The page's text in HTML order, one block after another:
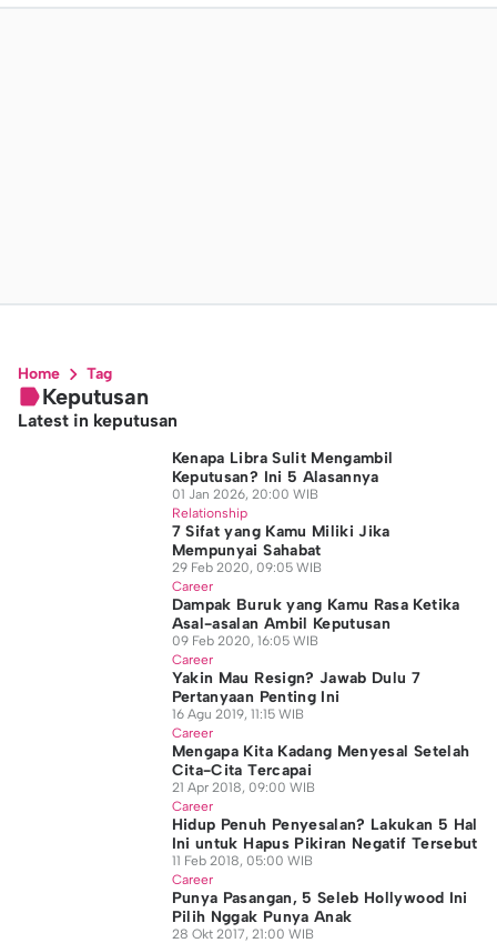
Home Tag
Keputusan
Latest in keputusan
Kenapa Libra Sulit Mengambil
Keputusan? Ini 5 Alasannya
01 Jan 2026, 20:00 WIB
Relationship
7 Sifat yang Kamu Miliki Jika
Mempunyai Sahabat
29 Feb 2020, 09:05 WIB
Career
Dampak Buruk yang Kamu Rasa Ketika
Asal-asalan Ambil Keputusan
09 Feb 2020, 16:05 WIB
Career
Yakin Mau Resign? Jawab Dulu 7
Pertanyaan Penting Ini
16 Agu 2019, 11:15 WIB
Career
Mengapa Kita Kadang Menyesal Setelah
Cita-Cita Tercapai
21 Apr 2018, 09:00 WIB
Career
Hidup Penuh Penyesalan? Lakukan 5 Hal
Ini untuk Hapus Pikiran Negatif Tersebut
11 Feb 2018, 05:00 WIB
Career
Punya Pasangan, 5 Seleb Hollywood Ini
Pilih Nggak Punya Anak
28 Okt 2017, 21:00 WIB